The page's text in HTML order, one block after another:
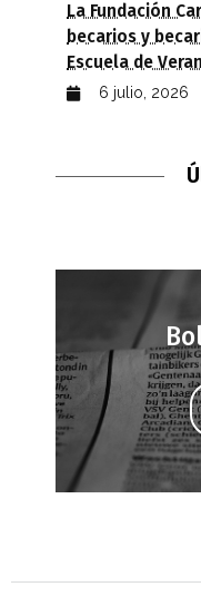
La Fundación
becarios y
Escuela de
6 julio, 2026